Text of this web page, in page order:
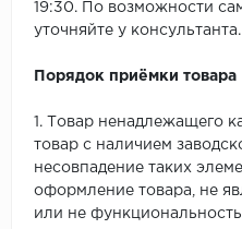
19:30. По возможности
уточняйте у консультанта.
Порядок приёмки товара
1. Товар ненадлежащего
товар с наличием
несовпадение таких
оформление товара, не
или не